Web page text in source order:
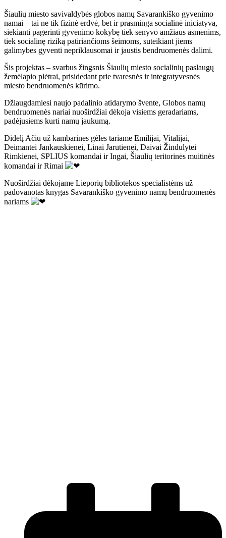
Šiaulių miesto savivaldybės globos namų Savarankiško gyvenimo
namai – tai ne tik fizinė erdvė, bet ir prasminga socialinė iniciatyva,
siekianti pagerinti gyvenimo kokybę tiek senyvo amžiaus asmenims,
tiek socialinę riziką patiriančioms šeimoms, suteikiant jiems
galimybes gyventi nepriklausomai ir jaustis bendruomenės dalimi.
Šis projektas – svarbus žingsnis Šiaulių miesto socialinių paslaugų
žemėlapio plėtrai, prisidedant prie tvaresnės ir integratyvesnės
miesto bendruomenės kūrimo.
Džiaugdamiesi naujo padalinio atidarymo švente, Globos namų
bendruomenės nariai nuoširdžiai dėkoja visiems geradariams,
padėjusiems kurti namų jaukumą.
Didelį Ačiū už kambarines gėles tariame Emilijai, Vitalijai,
Deimantei Jankauskienei, Linai Jarutienei, Daivai Žindulytei
Rimkienei, SPLIUS komandai ir Ingai, Šiaulių teritorinės muitinės
komandai ir Rimai
Nuoširdžiai dėkojame Lieporių bibliotekos specialistėms už
padovanotas knygas Savarankiško gyvenimo namų bendruomenės
nariams